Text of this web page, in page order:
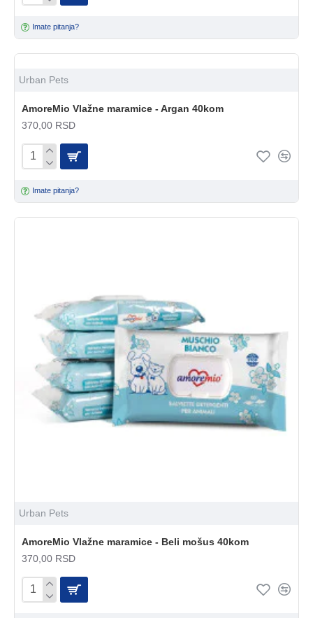
Imate pitanja?
Urban Pets
AmoreMio Vlažne maramice - Argan 40kom
370,00 RSD
Imate pitanja?
Urban Pets
AmoreMio Vlažne maramice - Beli mošus 40kom
370,00 RSD